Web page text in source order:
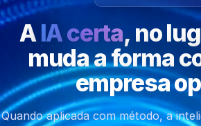
AIA certa, no
muda a forma
empresa
Quando aplicada com método, a